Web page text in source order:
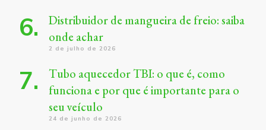
Distribuidor de mangueira de freio: saiba
onde achar
2 de julho de 2026
Tubo aquecedor TBI: o que é, como
funciona e por que é importante para o
seu veículo
24 de junho de 2026